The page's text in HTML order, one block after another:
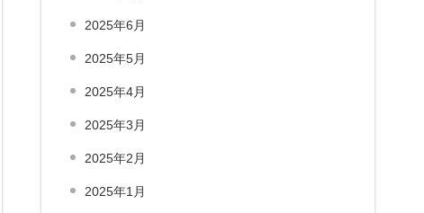
2025年6月
2025年5月
2025年4月
2025年3月
2025年2月
2025年1月